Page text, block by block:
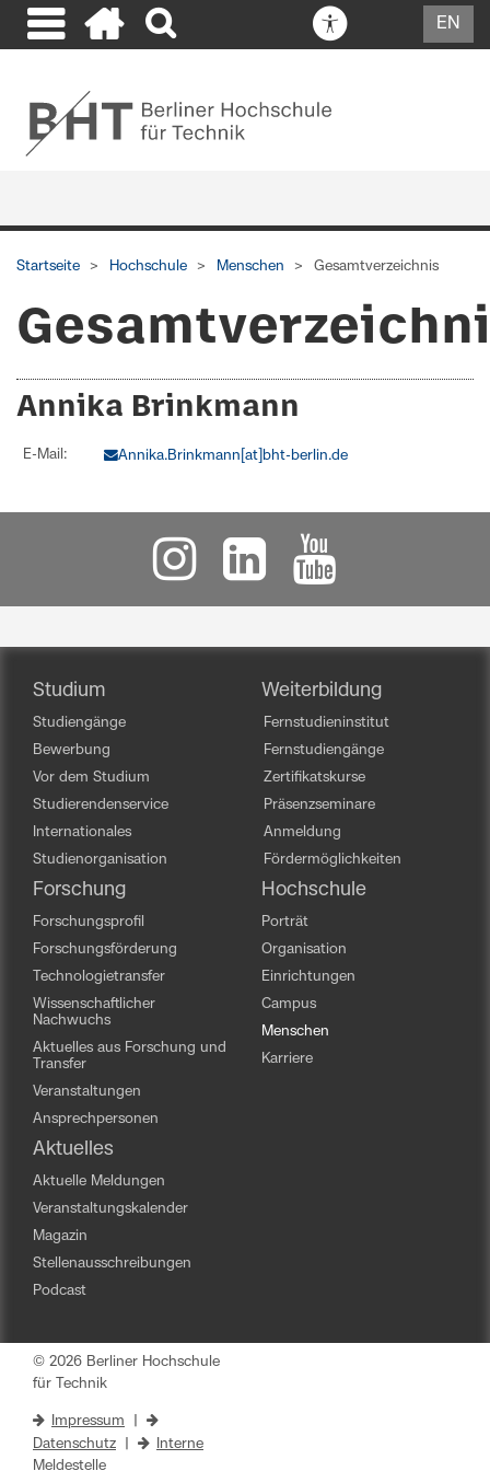
EN
Startseite Hochschule Menschen Gesamtverzeichnis
Annika Brinkmann
E-Mail: Annika.Brinkmann[at]bht-berlin.de
Studium
Studiengänge
Bewerbung
Vor dem Studium
Studierendenservice
Internationales
Studienorganisation
Weiterbildung
Fernstudieninstitut
Fernstudiengänge
Zertifikatskurse
Präsenzseminare
Anmeldung
Fördermöglichkeiten
Forschung
Forschungsprofil
Forschungsförderung
Technologietransfer
Wissenschaftlicher
Nachwuchs
Aktuelles aus Forschung und
Transfer
Veranstaltungen
Ansprechpersonen
Hochschule
Porträt
Organisation
Einrichtungen
Campus
Menschen
Karriere
Aktuelles
Aktuelle Meldungen
Veranstaltungskalender
Magazin
Stellenausschreibungen
Podcast
© 2026 Berliner Hochschule
für Technik
Impressum
Datenschutz
Interne
Meldestelle